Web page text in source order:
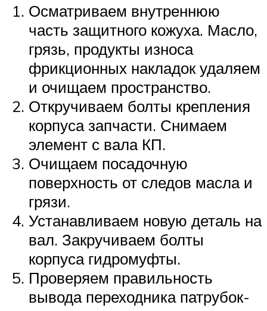
Осматриваем внутреннюю
часть защитного кожуха. Масло,
грязь, продукты износа
фрикционных накладок удаляем
и очищаем пространство.
Откручиваем болты крепления
корпуса запчасти. Снимаем
элемент с вала КП.
Очищаем посадочную
поверхность от следов масла и
грязи.
Устанавливаем новую деталь на
вал. Закручиваем болты
корпуса гидромуфты.
Проверяем правильность
вывода переходника патрубок-